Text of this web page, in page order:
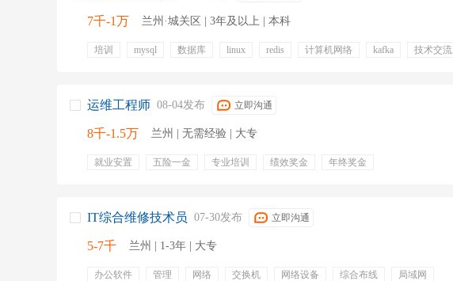
7千-1万 兰州·城关区 | 3年及以上 | 本科
培训 mysql 数据库 linux redis 计算机网络 kafka
技术交流
运维工程师 08-04发布 立即沟通
8千-1.5万 兰州 | 无需经验 | 大专
就业安置 五险一金 专业培训 绩效奖金 年终奖金
IT综合维修技术员 07-30发布 立即沟通
5-7千 兰州 | 1-3年 | 大专
办公软件 管理 网络 交换机 网络设备 综合布线
局域网